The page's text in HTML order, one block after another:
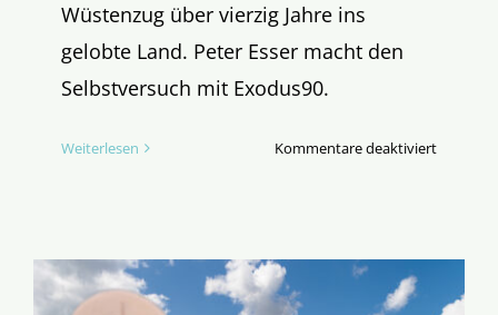
Wüstenzug über vierzig Jahre ins
gelobte Land. Peter Esser macht den
Selbstversuch mit Exodus90.
Weiterlesen Kommentare deaktiviertfür